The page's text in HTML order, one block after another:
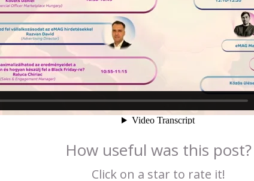
How useful was this post?
Click on a star to rate it!